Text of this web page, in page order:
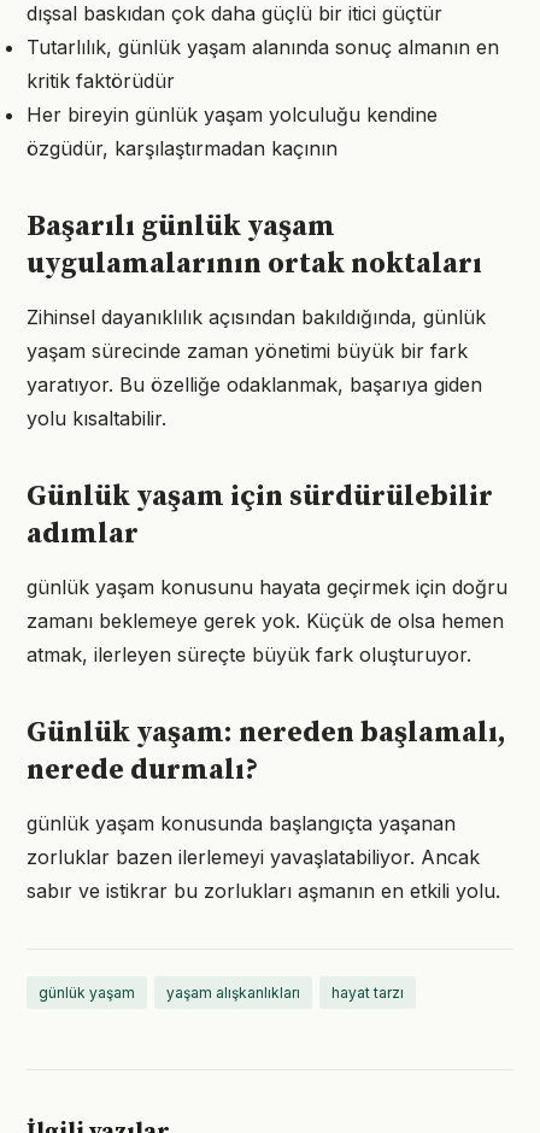
dışsal baskıdan çok daha güçlü bir itici güçtür
Tutarlılık, günlük yaşam alanında sonuç almanın en
kritik faktörüdür
Her bireyin günlük yaşam yolculuğu kendine
özgüdür, karşılaştırmadan kaçının
Başarılı günlük yaşam
uygulamalarının ortak noktaları
Zihinsel dayanıklılık açısından bakıldığında, günlük
yaşam sürecinde zaman yönetimi büyük bir fark
yaratıyor. Bu özelliğe odaklanmak, başarıya giden
yolu kısaltabilir.
Günlük yaşam için sürdürülebilir
adımlar
günlük yaşam konusunu hayata geçirmek için doğru
zamanı beklemeye gerek yok. Küçük de olsa hemen
atmak, ilerleyen süreçte büyük fark oluşturuyor.
Günlük yaşam: nereden başlamalı,
nerede durmalı?
günlük yaşam konusunda başlangıçta yaşanan
zorluklar bazen ilerlemeyi yavaşlatabiliyor. Ancak
sabır ve istikrar bu zorlukları aşmanın en etkili yolu.
günlük yaşam yaşam alışkanlıkları hayat tarzı